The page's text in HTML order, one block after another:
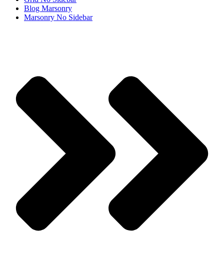
Blog Marsonry
Marsonry No Sidebar